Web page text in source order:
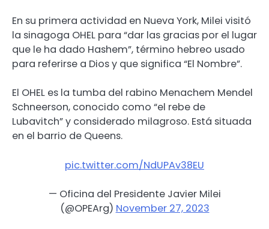
En su primera actividad en Nueva York, Milei visitó
la sinagoga OHEL para “dar las gracias por el lugar
que le ha dado Hashem”, término hebreo usado
para referirse a Dios y que significa “El Nombre”.
El OHEL es la tumba del rabino Menachem Mendel
Schneerson, conocido como “el rebe de
Lubavitch” y considerado milagroso. Está situada
en el barrio de Queens.
pic.twitter.com/NdUPAv38EU
— Oficina del Presidente Javier Milei
(@OPEArg) November 27, 2023